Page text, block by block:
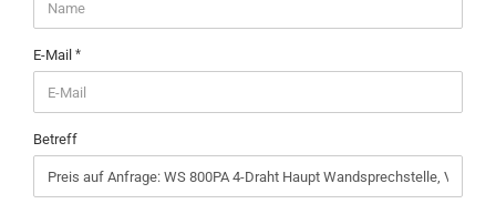
WIR
FREUEN
UNS
AUF
IHRE
NACHRICHT
E-Mail
Betreff